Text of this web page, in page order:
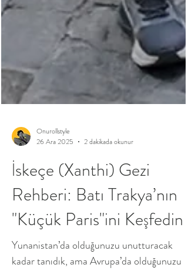
Onurollstyle
26 Ara 2025
2 dakikada okunur
İskeçe (Xanthi) Gezi
Rehberi: Batı Trakya’nın
"Küçük Paris"ini Keşfedin